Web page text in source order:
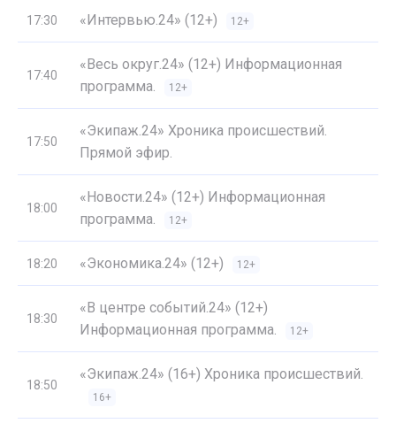
17:30 «Интервью.24» (12+) 12+
17:40
«Весь округ.24» (12+) Информационная
программа.
12+
17:50
«Экипаж.24» Хроника происшествий.
Прямой эфир.
18:00
«Новости.24» (12+) Информационная
программа.
12+
18:20 «Экономика.24» (12+) 12+
18:30
«В центре событий.24» (12+)
Информационная программа.
12+
18:50
«Экипаж.24» (16+) Хроника происшествий.
16+